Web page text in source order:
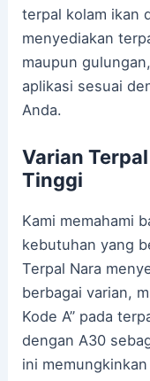
terpal kolam ikan
menyediakan
maupun
aplikasi sesuai
Anda.
Varian
Tinggi
Kami memahami
kebutuhan yang
Terpal Nara
berbagai varian,
Kode A” pada
dengan A30
ini